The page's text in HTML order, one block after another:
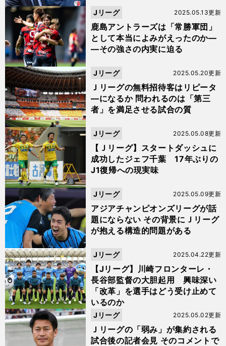
鹿島アントラーズは「常勝軍団」
として本当によみがえったのか―
―その強さの内実に迫る
2025.05.13更新
Jリーグ
Ｊリーグの無料招待客はリピータ
―になるか 問われるのは「第三
者」を満足させる試合の質
2025.05.20更新
Jリーグ
【Ｊリーグ】スタートダッシュに
成功したジェフ千葉 17年ぶりの
J1復帰への現実味
2025.05.08更新
Jリーグ
アジアチャンピオンズリーグが話
題にならない その背景にＪリーグ
が抱える構造的問題がある
2025.05.09更新
Jリーグ
【Jリーグ】川崎フロンターレ・
長谷部監督の大胆起用 興味深い
「改革」を選手はどう受け止めて
いるのか
2025.04.22更新
Jリーグ
Ｊリーグの「弱み」が集約される
試合後の記者会見 そのコメントで
2025.05.02更新
Jリーグ